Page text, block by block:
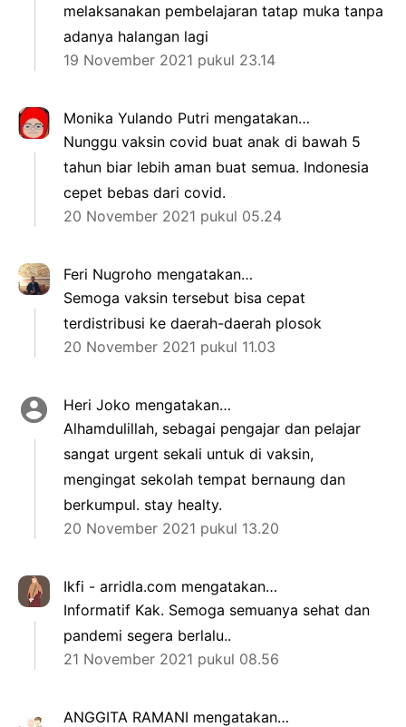
melaksanakan pembelajaran tatap muka tanpa
adanya halangan lagi
19 November 2021 pukul 23.14
Monika Yulando Putri mengatakan…
Nunggu vaksin covid buat anak di bawah 5
tahun biar lebih aman buat semua. Indonesia
cepet bebas dari covid.
20 November 2021 pukul 05.24
Feri Nugroho mengatakan…
Semoga vaksin tersebut bisa cepat
terdistribusi ke daerah-daerah plosok
20 November 2021 pukul 11.03
Heri Joko mengatakan…
Alhamdulillah, sebagai pengajar dan pelajar
sangat urgent sekali untuk di vaksin,
mengingat sekolah tempat bernaung dan
berkumpul. stay healty.
20 November 2021 pukul 13.20
Ikfi - arridla.com mengatakan…
Informatif Kak. Semoga semuanya sehat dan
pandemi segera berlalu..
21 November 2021 pukul 08.56
ANGGITA RAMANI mengatakan…